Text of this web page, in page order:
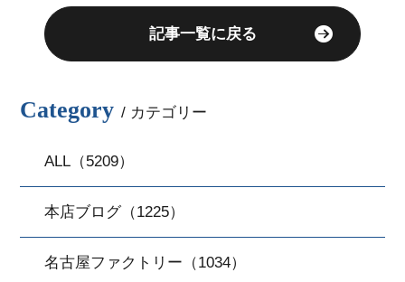
記事一覧に戻る
Category / カテゴリー
ALL（5209）
本店ブログ（1225）
名古屋ファクトリー（1034）